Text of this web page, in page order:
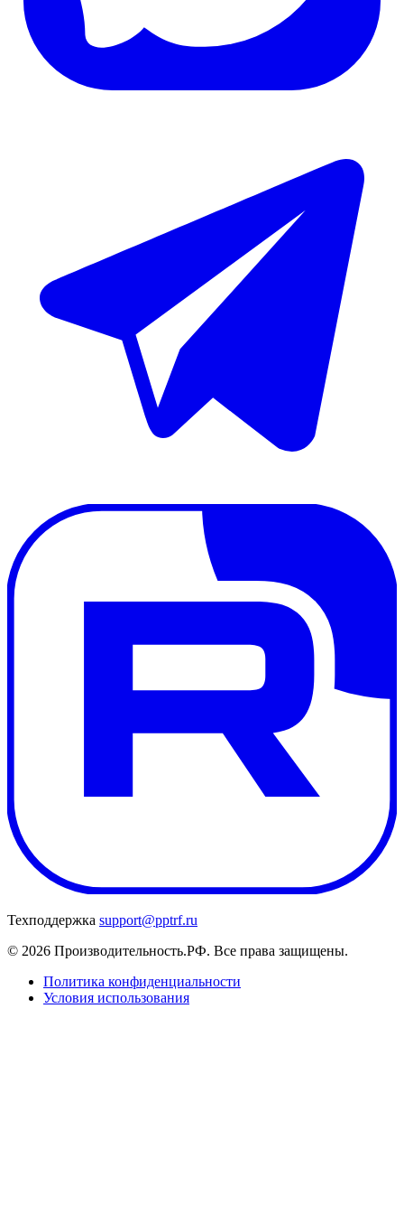
Техподдержка support@pptrf.ru
© 2026 Производительность.РФ. Все права защищены.
Политика конфиденциальности
Условия использования